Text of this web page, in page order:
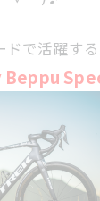
ドで活躍す
Beppu